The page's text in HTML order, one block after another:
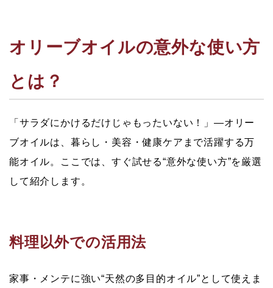
劣化を防ぐ保存テクニック
オリーブオイルの健康効果
心臓病予防における役割
まとめ：オリーブオイルを生活に取り入れよう
日常生活での活用法
オリーブオイルを楽しむためのヒント
オリーブオイルの意外な使い方
とは？
「サラダにかけるだけじゃもったいない！」—オリー
ブオイルは、暮らし・美容・健康ケアまで活躍する万
能オイル。ここでは、すぐ試せる“意外な使い方”を厳選
して紹介します。
料理以外での活用法
家事・メンテに強い“天然の多目的オイル”として使えま